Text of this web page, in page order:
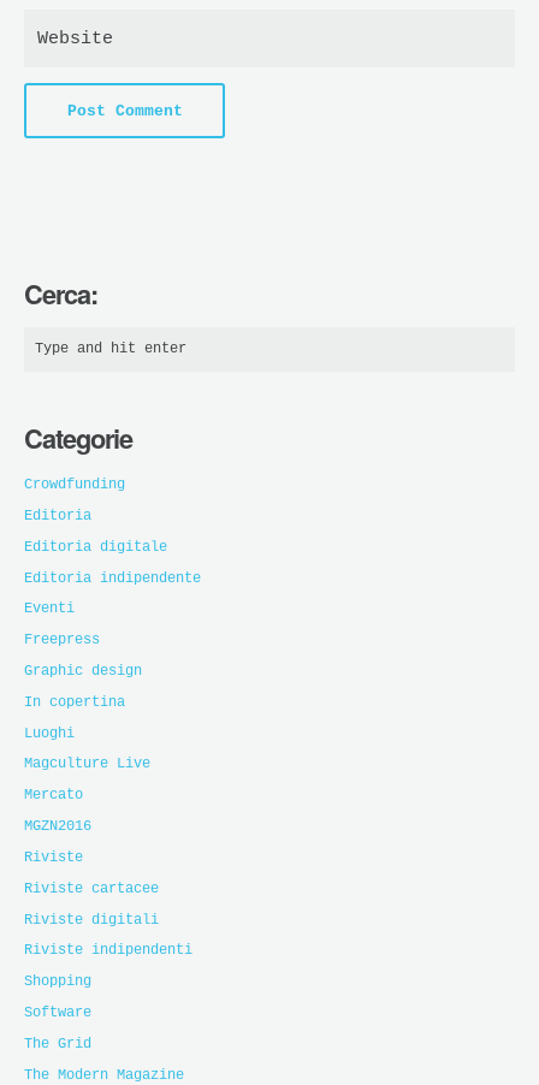
Cerca:
Categorie
Crowdfunding
Editoria
Editoria digitale
Editoria indipendente
Eventi
Freepress
Graphic design
In copertina
Luoghi
Magculture Live
Mercato
MGZN2016
Riviste
Riviste cartacee
Riviste digitali
Riviste indipendenti
Shopping
Software
The Grid
The Modern Magazine